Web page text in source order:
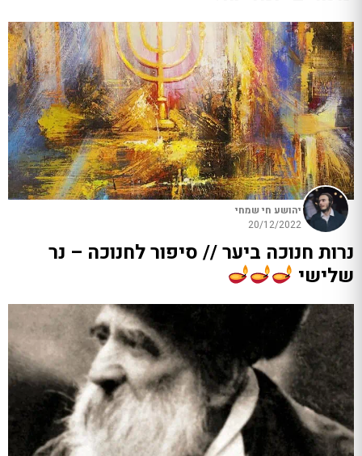
יהושע חי שמחי
20/12/2022
נרות חנוכה ביער // סיפור לחנוכה – נר
שלישי